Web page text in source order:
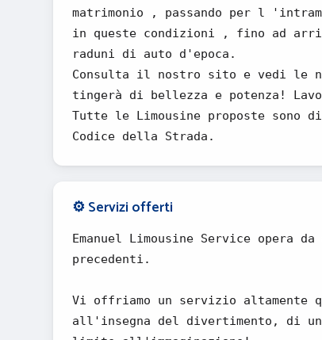
matrimonio , passando per l
in queste condizioni , fino ad
raduni di auto d'epoca.
Consulta il nostro sito e vedi le
tingerà di bellezza e potenza!
Tutte le Limousine proposte sono
Codice della Strada.
⚙️ Servizi offerti
Emanuel Limousine Service
precedenti.
Vi offriamo un servizio altamente
all'insegna del divertimento, di